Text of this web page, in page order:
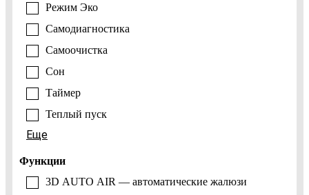
Режим Эко
Самодиагностика
Самоочистка
Сон
Таймер
Теплый пуск
Еще
Функции
3D AUTO AIR — автоматические жалюзи